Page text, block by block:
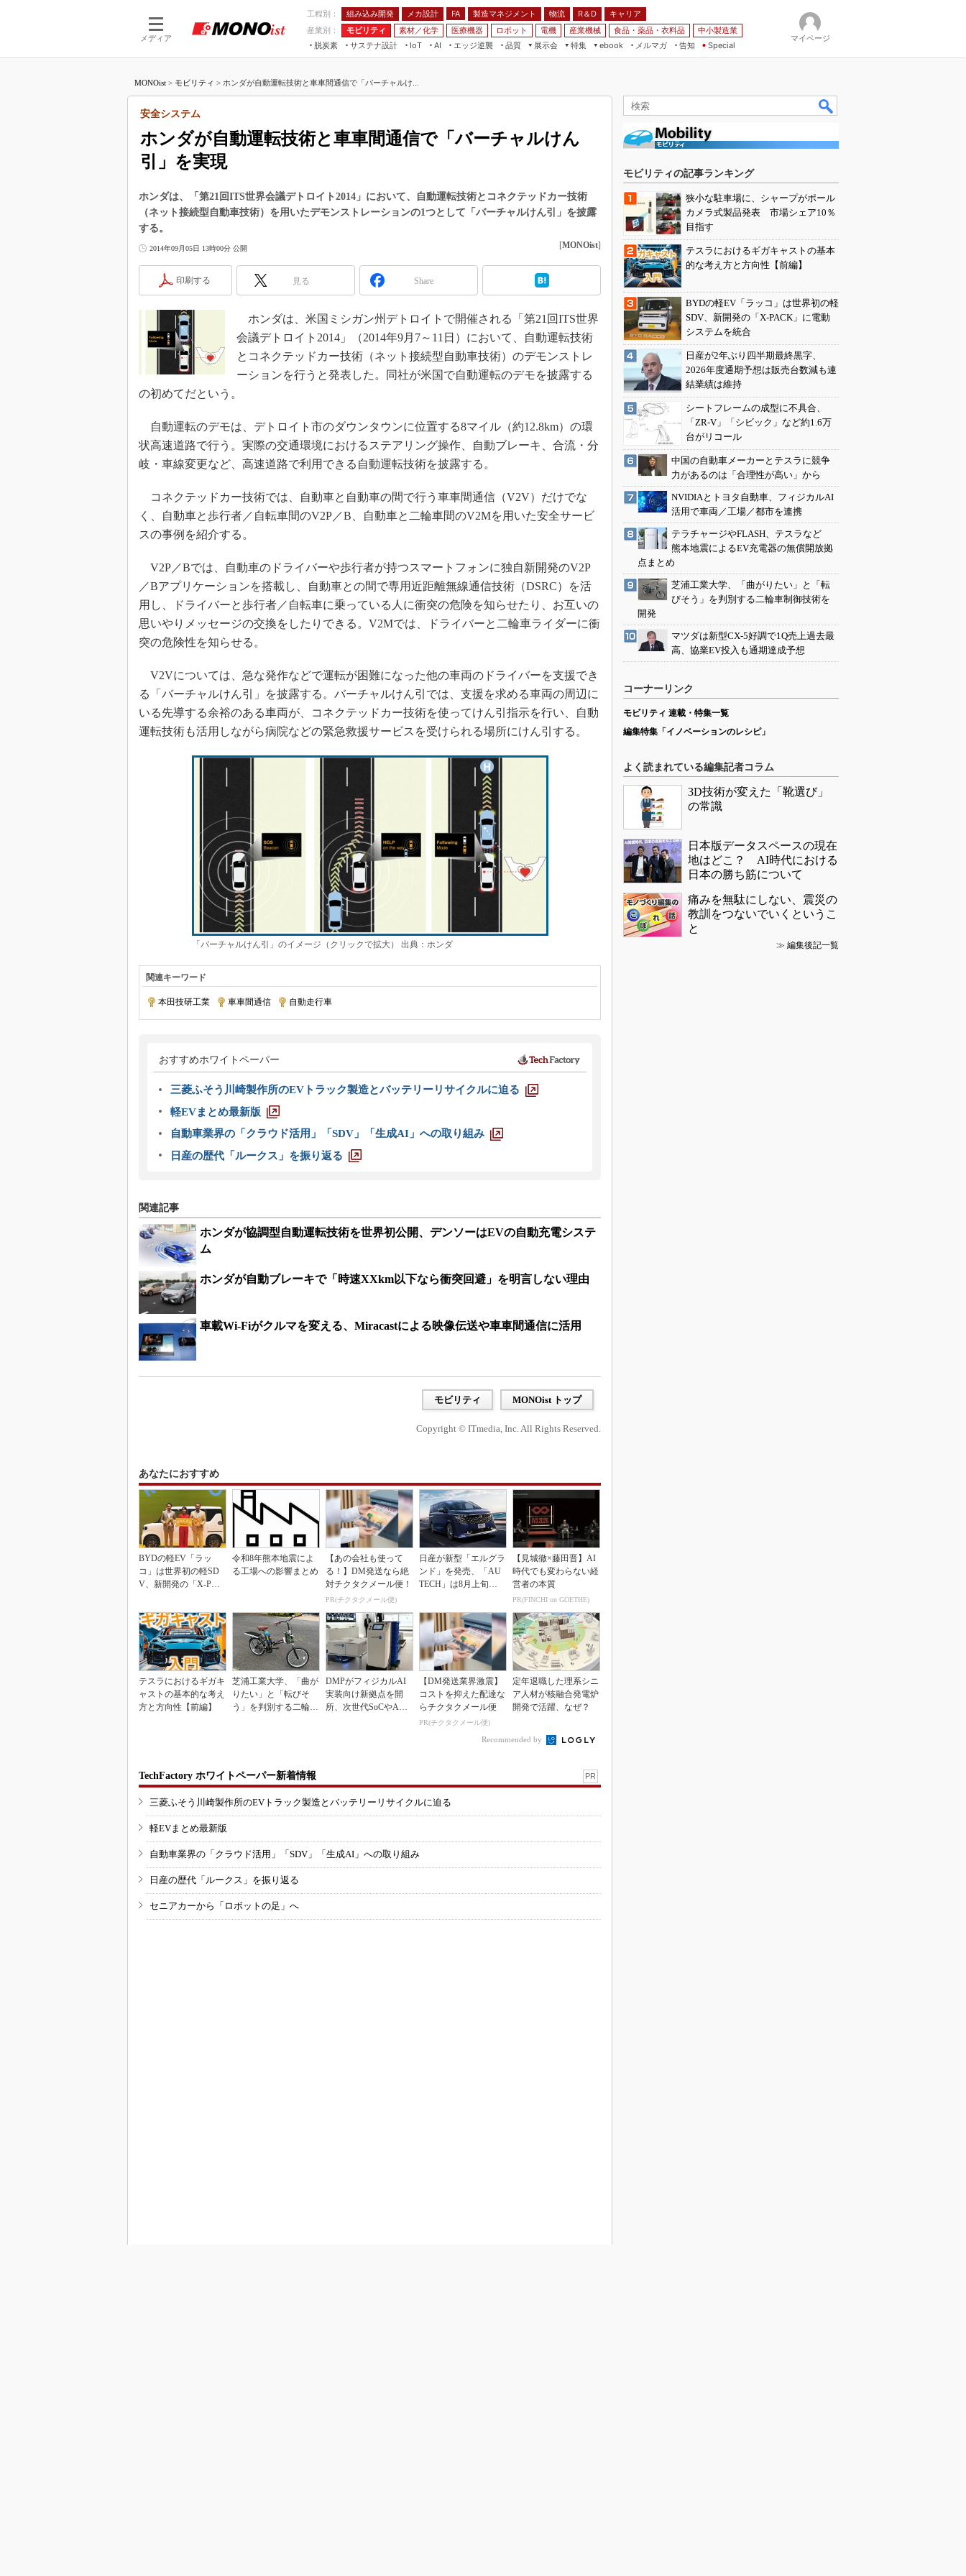
メディア
工程別： 組み込み開発 メカ設計 FA 製造マネジメント 物流 R＆D
キャリア
産業別：
モビリティ 素材／化学 医療機器 ロボット 電機 産業機械 食品・薬品・衣料品
中小製造業
脱炭素
サステナ設計
IoT
つながる工場
AI
AI×設備保全
エッジ逆襲 品質
展示会
JIMTOF
IIFES
TECHNO-FRONTIER
AUTOMOTIVE WORLD
産業オープンネット展
特集
VR／AR
組み込み画像技術
組み込みモデリング
ISO26262
3Dプリンタ
デジタルツインとCAE
S＆OP
製造業ビッグデータ
メイドインジャパン
知財マネジメント
制御セキュリティ
新型コロナへの対応
ebook
メルマガ
告知 Special
マイページ
MONOist > モビリティ > ホンダが自動運転技術と車車間通信で「バーチャルけ...
ホンダが自動運転技術と車車間通信で「バーチャルけん
引」を実現
安全システム
ホンダは、「第21回ITS世界会議デトロイト2014」において、自動運転技術とコネクテッドカー技術
（ネット接続型自動車技術）を用いたデモンストレーションの1つとして「バーチャルけん引」を披露
する。
2014年09月05日 13時00分 公開 [MONOist]
印刷する 見る Share
ホンダは、米国ミシガン州デトロイトで開催される「第21回ITS世界
会議デトロイト2014」（2014年9月7～11日）において、自動運転技術
とコネクテッドカー技術（ネット接続型自動車技術）のデモンストレ
ーションを行うと発表した。同社が米国で自動運転のデモを披露する
の初めてだという。
自動運転のデモは、デトロイト市のダウンタウンに位置する8マイル（約12.8km）の環
状高速道路で行う。実際の交通環境におけるステアリング操作、自動ブレーキ、合流・分
岐・車線変更など、高速道路で利用できる自動運転技術を披露する。
コネクテッドカー技術では、自動車と自動車の間で行う車車間通信（V2V）だけでな
く、自動車と歩行者／自転車間のV2P／B、自動車と二輪車間のV2Mを用いた安全サービ
スの事例を紹介する。
V2P／Bでは、自動車のドライバーや歩行者が持つスマートフォンに独自新開発のV2P
／Bアプリケーションを搭載し、自動車との間で専用近距離無線通信技術（DSRC）を活
用し、ドライバーと歩行者／自転車に乗っている人に衝突の危険を知らせたり、お互いの
思いやりメッセージの交換をしたりできる。V2Mでは、ドライバーと二輪車ライダーに衝
突の危険性を知らせる。
V2Vについては、急な発作などで運転が困難になった他の車両のドライバーを支援でき
る「バーチャルけん引」を披露する。バーチャルけん引では、支援を求める車両の周辺に
いる先導する余裕のある車両が、コネクテッドカー技術を使ってけん引指示を行い、自動
運転技術も活用しながら病院などの緊急救援サービスを受けられる場所にけん引する。
「バーチャルけん引」のイメージ（クリックで拡大） 出典：ホンダ
関連キーワード
本田技研工業 車車間通信 自動走行車
おすすめホワイトペーパー
三菱ふそう川崎製作所のEVトラック製造とバッテリーリサイクルに迫る
軽EVまとめ最新版
自動車業界の「クラウド活用」「SDV」「生成AI」への取り組み
日産の歴代「ルークス」を振り返る
関連記事
ホンダが協調型自動運転技術を世界初公開、デンソーはEVの自動充電システ
ム
ホンダが自動ブレーキで「時速XXkm以下なら衝突回避」を明言しない理由
車載Wi-Fiがクルマを変える、Miracastによる映像伝送や車車間通信に活用
モビリティ MONOist トップ
Copyright © ITmedia, Inc. All Rights Reserved.
あなたにおすすめ
BYDの軽EV「ラッ
コ」は世界初の軽SD
V、新開発の「X-PAC
令和8年熊本地震によ
る工場への影響まとめ
【あの会社も使って
る！】DM発送なら絶
対チクタクメール便！
PR(チクタクメール便)
日産が新型「エルグラ
ンド」を発売、「AU
TECH」は8月上旬に
【見城徹×藤田晋】AI
時代でも変わらない経
営者の本質
PR(FINCHI on GOETHE)
テスラにおけるギガキ
ャストの基本的な考え
方と方向性【前編】
芝浦工業大学、「曲が
りたい」と「転びそ
う」を判別する二輪車
DMPがフィジカルAI
実装向け新拠点を開
所、次世代SoCやAM
【DM発送業界激震】
コストを抑えた配達な
らチクタクメール便
PR(チクタクメール便)
定年退職した理系シニ
ア人材が核融合発電炉
開発で活躍、なぜ？
Recommended by
TechFactory ホワイトペーパー新着情報 PR
三菱ふそう川崎製作所のEVトラック製造とバッテリーリサイクルに迫る
軽EVまとめ最新版
自動車業界の「クラウド活用」「SDV」「生成AI」への取り組み
日産の歴代「ルークス」を振り返る
セニアカーから「ロボットの足」へ
モビリティの記事ランキング
狭小な駐車場に、シャープがポール
カメラ式製品発表 市場シェア10％
目指す
テスラにおけるギガキャストの基本
的な考え方と方向性【前編】
BYDの軽EV「ラッコ」は世界初の軽
SDV、新開発の「X-PACK」に電動
システムを統合
日産が2年ぶり四半期最終黒字、
2026年度通期予想は販売台数減も連
結業績は維持
シートフレームの成型に不具合、
「ZR-V」「シビック」など約1.6万
台がリコール
中国の自動車メーカーとテスラに競争
力があるのは「合理性が高い」から
NVIDIAとトヨタ自動車、フィジカルAI
活用で車両／工場／都市を連携
テラチャージやFLASH、テスラなど
熊本地震によるEV充電器の無償開放拠
点まとめ
芝浦工業大学、「曲がりたい」と「転
びそう」を判別する二輪車制御技術を
開発
マツダは新型CX-5好調で1Q売上過去最
高、協業EV投入も通期達成予想
コーナーリンク
モビリティ 連載・特集一覧
編集特集「イノベーションのレシピ」
よく読まれている編集記者コラム
3D技術が変えた「靴選び」
の常識
日本版データスペースの現在
地はどこ？ AI時代における
日本の勝ち筋について
痛みを無駄にしない、震災の
教訓をつないでいくというこ
と
≫ 編集後記一覧